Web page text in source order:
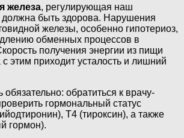
железа, регулирующая наш
должна быть здорова. Нарушения
железы, особенно гипотериоз,
обменных процессов в
получения энергии из пищи
с этим приходит усталость и лишний
обязательно: обратиться к врачу-
гормональный статус
Т4 (тироксин), а также
гормон).